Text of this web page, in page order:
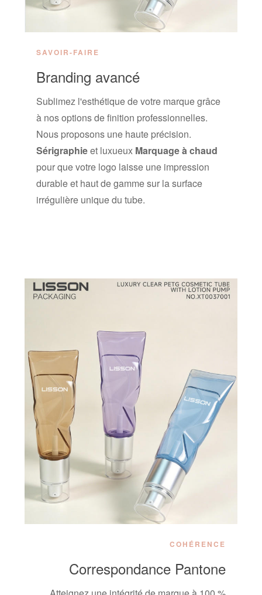
SAVOIR-FAIRE
Branding avancé
Sublimez l'esthétique de votre marque grâce
à nos options de finition professionnelles.
Nous proposons une haute précision.
Sérigraphieet luxueux Marquage à chaud
pour que votre logo laisse une impression
durable et haut de gamme sur la surface
irrégulière unique du tube.
COHÉRENCE
Correspondance Pantone